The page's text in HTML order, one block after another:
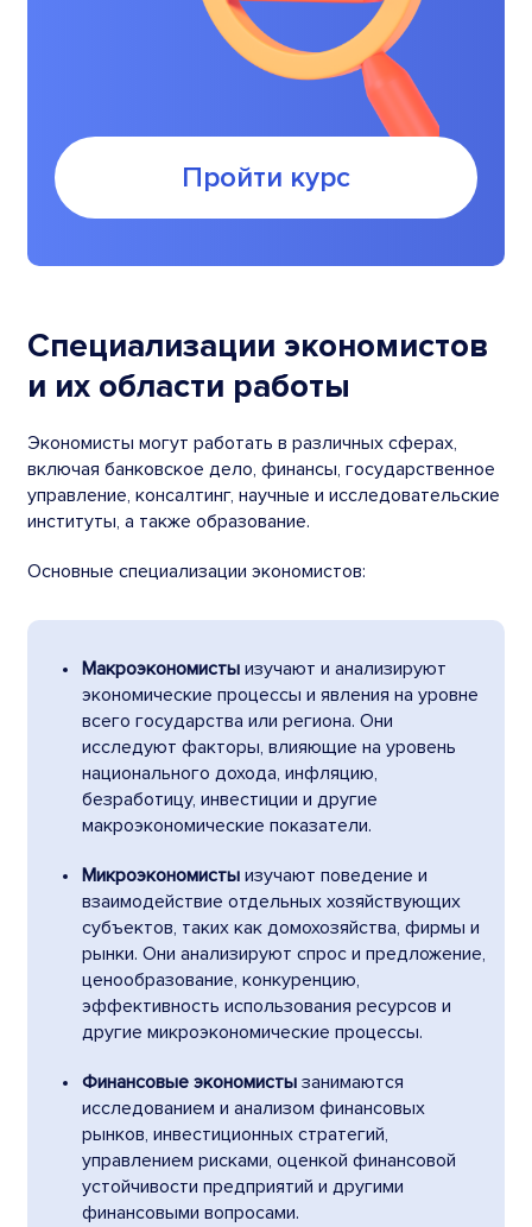
Пройти курс
Специализации экономистов
и их области работы
Экономисты могут работать в различных сферах,
включая банковское дело, финансы, государственное
управление, консалтинг, научные и исследовательские
институты, а также образование.
Основные специализации экономистов:
Макроэкономисты изучают и анализируют
экономические процессы и явления на уровне
всего государства или региона. Они
исследуют факторы, влияющие на уровень
национального дохода, инфляцию,
безработицу, инвестиции и другие
макроэкономические показатели.
Микроэкономисты изучают поведение и
взаимодействие отдельных хозяйствующих
субъектов, таких как домохозяйства, фирмы и
рынки. Они анализируют спрос и предложение,
ценообразование, конкуренцию,
эффективность использования ресурсов и
другие микроэкономические процессы.
Финансовые экономисты занимаются
исследованием и анализом финансовых
рынков, инвестиционных стратегий,
управлением рисками, оценкой финансовой
устойчивости предприятий и другими
финансовыми вопросами.